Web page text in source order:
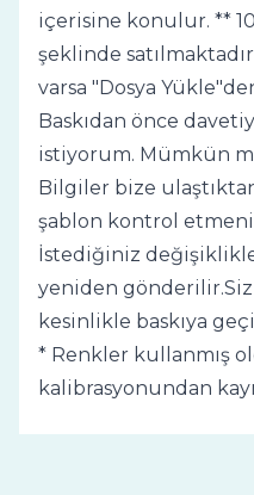
içerisine konulur. **
şeklinde
varsa "Dosya
Baskıdan önce
istiyorum. Mümkün
Bilgiler bize
şablon kontrol
İstediğiniz
yeniden
kesinlikle baskıya
* Renkler kullanmış
kalibrasyonundan